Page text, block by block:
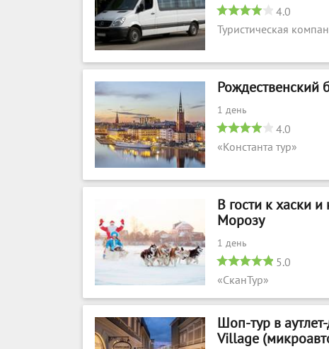
4.0
Туристическая
Рождественский
1 день
4.0
«Константа тур»
В гости к хаски
Морозу
1 день
5.0
«СканТур»
Шоп-тур в
Village